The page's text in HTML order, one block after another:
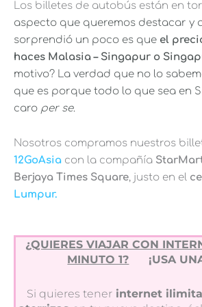
Los billetes de autobús están en
aspecto que queremos destacar y
sorprendió un poco es que el
haces Malasia – Singapur o
motivo? La verdad que no lo
que es porque todo lo que sea en
caro per se.
Nosotros compramos nuestros
12GoAsia con la compañía
Berjaya Times Square, justo en el
Lumpur.
¿QUIERES VIAJAR CON
MINUTO 1?
¡USA
Si quieres tenerinternet